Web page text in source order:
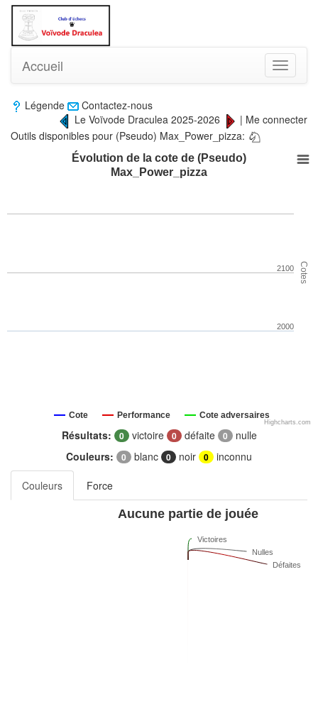
Toggle
Accueil
Légende
Contactez-nous
Le Voïvode Draculea 2025-2026
| Me connecter
Outils disponibles pour (Pseudo) Max_Power_pizza:
Cotes
Évolution de la cote de (Pseudo)
Max_Power_pizza
Cote Performance Cote adversaires
2000
2100
Highcharts.com
Résultats: 0 victoire 0 défaite 0 nulle
Couleurs:
0 blanc 0 noir 0 inconnu
Couleurs
Force
Aucune partie de jouée
Victoires
Nulles
Défaites